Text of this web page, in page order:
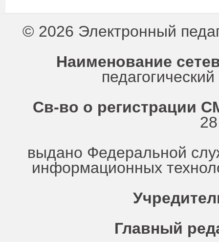
© 2026 Электронный
Наименование
Св-во о регистрации
выдано Федеральной
информационных
Главный